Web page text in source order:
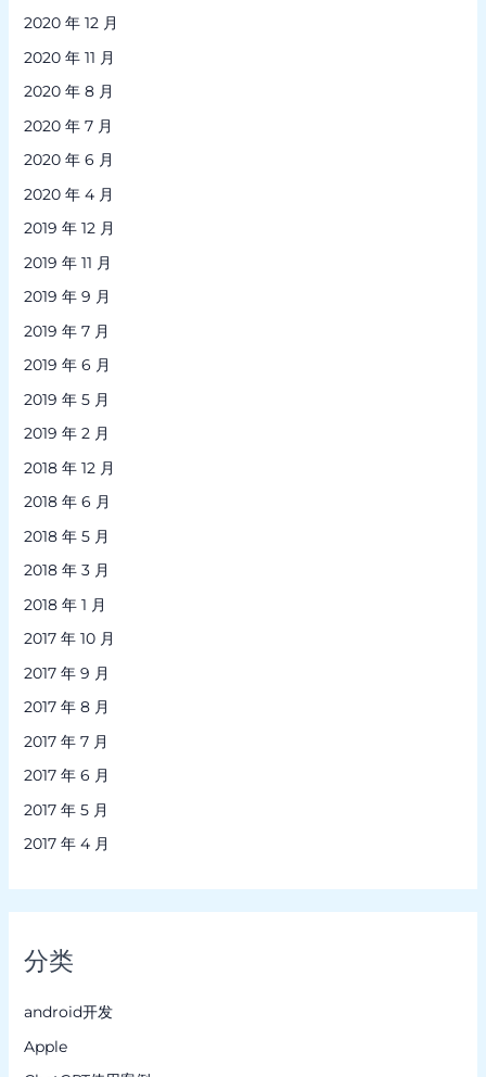
2020 年 12 月
2020 年 11 月
2020 年 8 月
2020 年 7 月
2020 年 6 月
2020 年 4 月
2019 年 12 月
2019 年 11 月
2019 年 9 月
2019 年 7 月
2019 年 6 月
2019 年 5 月
2019 年 2 月
2018 年 12 月
2018 年 6 月
2018 年 5 月
2018 年 3 月
2018 年 1 月
2017 年 10 月
2017 年 9 月
2017 年 8 月
2017 年 7 月
2017 年 6 月
2017 年 5 月
2017 年 4 月
分类
android开发
Apple